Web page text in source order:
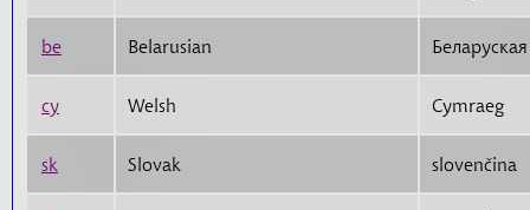
be Belarusian Беларуская
cy Welsh Cymraeg
sk Slovak slovenčina